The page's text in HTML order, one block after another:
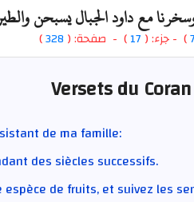
مع داود الجبال يسبحن
) - جزء: ( 17) - صفحة: ( 328
)
Versets du
de ma famille:
des siècles successifs.
de fruits, et suivez les